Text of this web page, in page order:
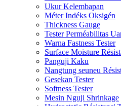
Ukur Kelembapan
Méter Indéks Oksigén
Thickness Gauge
Tester Perméabilitas
Warna Fastness Tester
Surface Moisture
Panguji Kaku
Nangtung seuneu
Gesekan Tester
Softness Tester
Mesin Nguji Shrinkage